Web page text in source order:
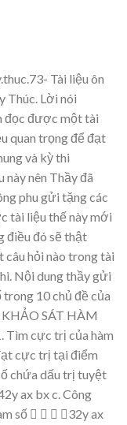
Tài liệu ôn
Thúc. L ời nói
đọc được một tài
u quan trọngđể đạt
và kỳthi
này nên Thầy đã
phu gửi tặng các
c tài liệu thếnày mới
điều đó sẽ thật
t câu hỏi nào trong tài
Nội dung thầy gửi
trong 10 chủ đề của
KHẢO SÁT HÀM
Tìm cực trị của hàm
t cực trị tại điểm
ốchứa dấu trị tuyệt
ax bxc. Công
m số    32yax